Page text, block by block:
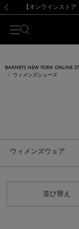
【夏季休業に
熊本県を中心とし
【開催中】
【夏季休業に
BARNEYS NEW YORK ONLINE
ウィメンズシューズ
ウィメンズウェア
並び替え